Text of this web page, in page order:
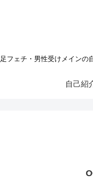
足フェチ・男性受けメイン
自己紹